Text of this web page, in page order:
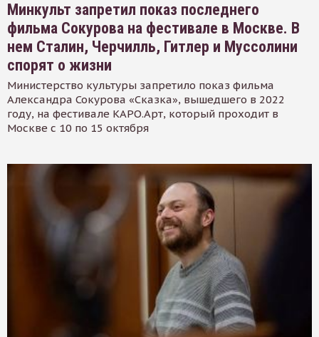
Минкульт запретил показ последнего
фильма Сокурова на фестивале в Москве. В
нем Сталин, Черчилль, Гитлер и Муссолини
спорят о жизни
Министерство культуры запретило показ фильма
Александра Сокурова «Сказка», вышедшего в 2022
году, на фестивале КАРО.Арт, который проходит в
Москве с 10 по 15 октября